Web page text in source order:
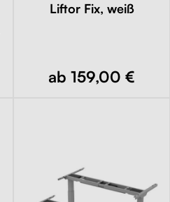
Liftor Fix, weiß
ab 159,00 €